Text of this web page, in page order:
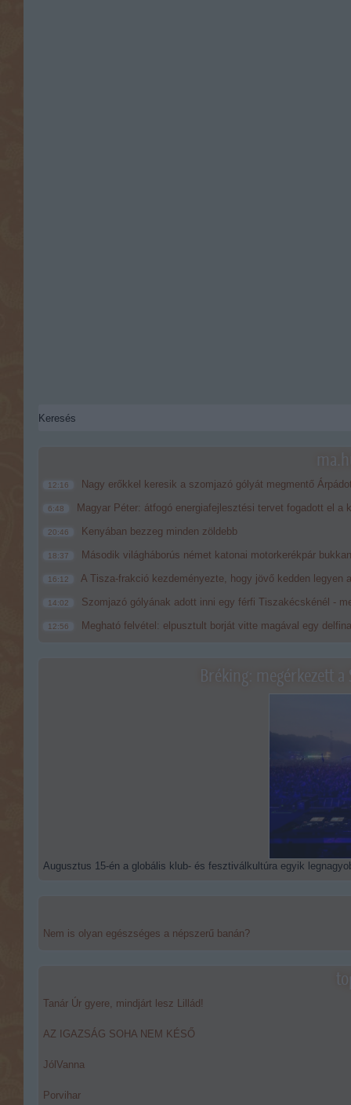
12:16 Nagy erőkkel keresik a szomjazó gólyát megmentő
6:48 Magyar Péter: átfogó energiafejlesztési tervet fogadott el a
20:46 Kenyában bezzeg minden zöldebb
18:37 Második világháborús német katonai motorkerékpár
16:12 A Tisza-frakció kezdeményezte, hogy jövő kedden legyen
14:02 Szomjazó gólyának adott inni egy férfi Tiszakécskénél -
12:56 Megható felvétel: elpusztult borját vitte magával egy
Bréking: megérkezett
Augusztus 15-én a globális klub- és fesztiválkultúra egyik
Nem is olyan egészséges a népszerű banán?
Tanár Úr gyere, mindjárt lesz Lillád!
AZ IGAZSÁG SOHA NEM KÉSŐ
JólVanna
Porvihar